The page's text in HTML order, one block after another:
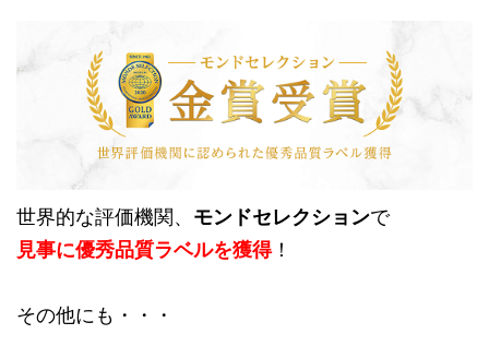
世界的な評価機関、 モンドセレクションで
見事に優秀品質ラベルを獲得！
その他にも・・・